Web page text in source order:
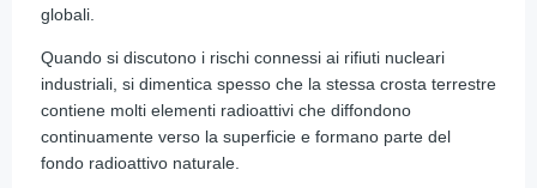
globali.
Quando si discutono i rischi connessi ai rifiuti nucleari
industriali, si dimentica spesso che la stessa crosta terrestre
contiene molti elementi radioattivi che diffondono
continuamente verso la superficie e formano parte del
fondo radioattivo naturale.